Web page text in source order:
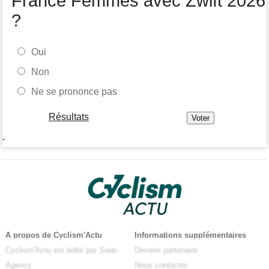
?
Oui
Non
Ne se prononce pas
Résultats
-
A propos de Cyclism'Actu
Cyclism'Actu est édité par Swar-
Agency
Informations supplémentaires
Devenir partenaire
Nous contacter